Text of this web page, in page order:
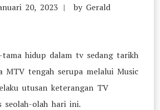
20, 2023 by Gerald
hidup dalam tv sedang tarikh
MTV tengah serupa melalui Music
utusan keterangan TV
seolah-olah hari ini.